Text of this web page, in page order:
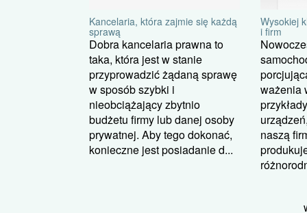
Kancelaria, która zajmie się każdą
sprawą
Dobra kancelaria prawna to
taka, która jest w stanie
przyprowadzić żądaną sprawę
w sposób szybki i
nieobciążający zbytnio
budżetu firmy lub danej osoby
prywatnej. Aby tego dokonać,
konieczne jest posiadanie d...
Wysokiej
i firm
ważenia
naszą